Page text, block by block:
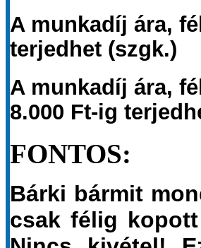
A munkadíj ára,
terjedhet (szgk.)
A munkadíj ára,
8.000 Ft-ig
FONTOS:
Bárki bármit
csak félig